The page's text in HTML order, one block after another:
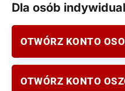
Dla osób
OTWÓRZ KONTO
OTWÓRZ KONTO